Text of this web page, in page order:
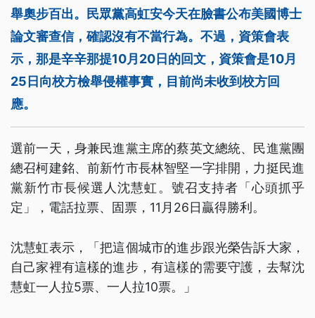
舉奧步百出。民眾黨高虹安今天在臉書公布美國博士
論文審查信，確認沒有不當行為。不過，資策會表
示，那是辛辛那提10月20日的回文，資策會是10月
25日向校方檢舉侵權事實，目前尚未收到校方回
應。
選前一天，身兼民進黨主席的蔡英文總統、民進黨團
總召柯建銘、前新竹市長林智堅一字排開，力挺民進
黨新竹市長候選人沈慧虹。號召支持者「心頭抓乎
定」，電話拉票、固票，11月26日贏得勝利。
沈慧虹表示，「把這個城市的進步跟光榮告訴大家，
自己家裡有這樣的進步，有這樣的需要守護，去幫沈
慧虹一人拉5票、一人拉10票。」